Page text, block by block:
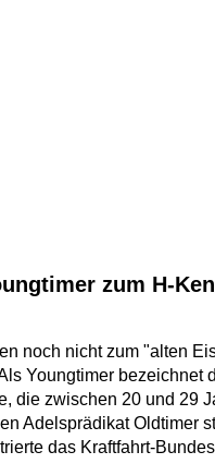
zum H-
noch nicht zum "alten
Youngtimer bezeichnet
die zwischen 20 und 29
Adelsprädikat Oldtimer
das Kraftfahrt-